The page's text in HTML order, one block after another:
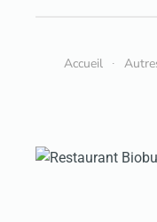
Accueil